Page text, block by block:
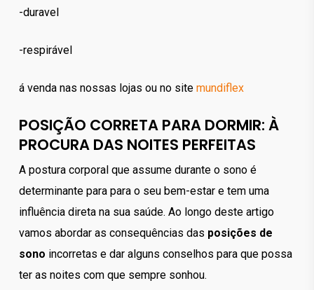
-duravel
-respirável
á venda nas nossas lojas ou no site mundiflex
POSIÇÃO CORRETA PARA DORMIR: À
PROCURA DAS NOITES PERFEITAS
A postura corporal que assume durante o sono é
determinante para para o seu bem-estar e tem uma
influência direta na sua saúde. Ao longo deste artigo
vamos abordar as consequências das posições de
sono incorretas e dar alguns conselhos para que possa
ter as noites com que sempre sonhou.